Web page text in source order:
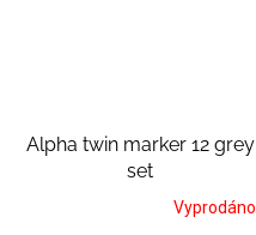
Alpha twin marker 12 grey
set
Vyprodáno